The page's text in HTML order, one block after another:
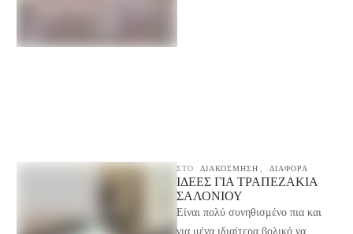
ΣΤΟ ΔΙΑΚΟΣΜΗΣΗ ΔΙΑΦΟΡΑ
ΙΔΈΕΣ ΓΙΑ ΤΡΑΠΕΖΆΚΙΑ
ΣΑΛΟΝΙΟΎ
Είναι πολύ συνηθισμένο πια και
για μένα ιδιαίτερα βολικό να